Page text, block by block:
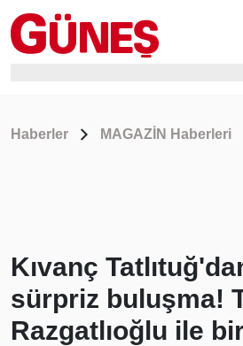
Haberler MAGAZİN Haberleri
Kıvanç
sürpriz buluşma!
Razgatlıoğlu ile